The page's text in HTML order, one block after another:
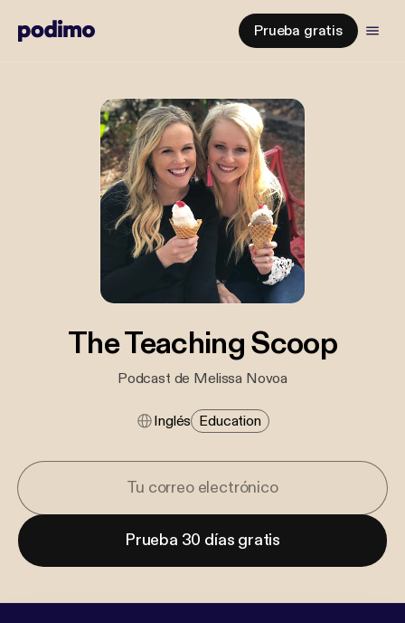
Prueba gratis
The Teaching Scoop
Podcast de Melissa Novoa
Inglés Education
Prueba 30 días gratis